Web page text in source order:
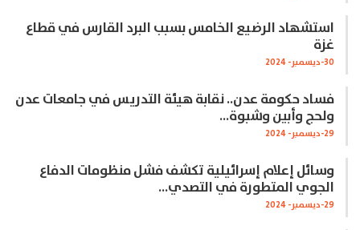
استشهاد الرضيع الخامس بسبب البرد القارس في قطاع
غزة
30-ديسمبر- 2024
فساد حكومة عدن.. نقابة هيئة التدريس في جامعات عدن
ولحج وأبين وشبوة…
29-ديسمبر- 2024
وسائل إعلام إسرائيلية تكشف فشل منظومات الدفاع
الجوي المتطورة في التصدي…
29-ديسمبر- 2024